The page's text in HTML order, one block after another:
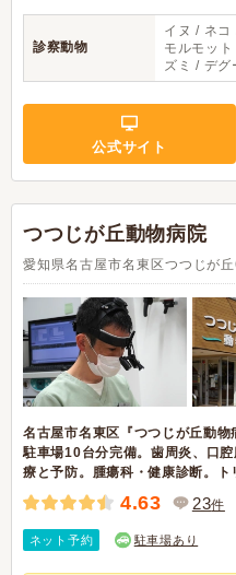
診察動物
イヌ / ネ
モルモッ
ズミ / デグ
公式サイト
つつじが丘動物病院
愛知県名古屋市名東区つつじが
名古屋市名東区『つつじが丘動
駐車場10台分完備。歯周炎、口
療と予防。腫瘍科・健康診断。ト
4.63 23件
ネット予約 駐車場あり